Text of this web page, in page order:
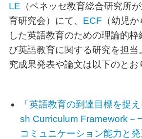
LE （ベネッセ教育総合研究所
育研究会）にて、 ECF （幼児
した英語教育のための理論的枠
び英語教育に関する研究を担当
究成果発表や論文は以下のとお
「英語教育の到達目標を捉
sh Curriculum Framework－
コミュニケーション能力と発